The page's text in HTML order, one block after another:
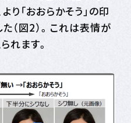
り「おおらかそう」の印
（図2）。これは表情が
れます。